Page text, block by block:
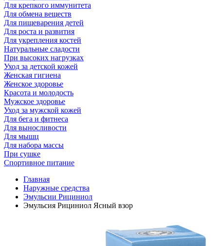
Для крепкого иммунитета
Для обмена веществ
Для пищеварения детей
Для роста и развития
Для укрепления костей
Натуральные сладости
При высоких нагрузках
Уход за детской кожей
Женская гигиена
Женское здоровье
Красота и молодость
Мужское здоровье
Уход за мужской кожей
Для бега и фитнеса
Для выносливости
Для мышц
Для набора массы
При сушке
Спортивное питание
Главная
Наружные средства
Эмульсии Рициниол
Эмульсия Рициниол Ясный взор